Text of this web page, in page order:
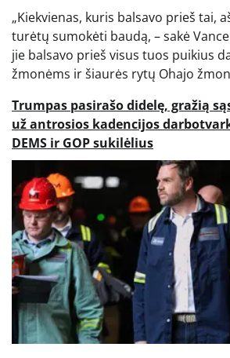
„Kiekvienas, kuris balsavo prieš tai,
turėtų sumokėti baudą, – sakė
jie balsavo prieš visus tuos puikius
žmonėms ir šiaurės rytų Ohajo
Trumpas pasirašo didelę, gražią
už antrosios kadencijos
DEMS ir GOP sukilėlius